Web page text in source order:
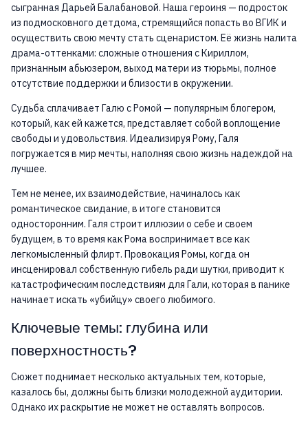
сыгранная Дарьей Балабановой. Наша героиня — подросток
из подмосковного детдома, стремящийся попасть во ВГИК и
осуществить свою мечту стать сценаристом. Её жизнь налита
драма-оттенками: сложные отношения с Кириллом,
признанным абьюзером, выход матери из тюрьмы, полное
отсутствие поддержки и близости в окружении.
Судьба сплачивает Галю с Ромой — популярным блогером,
который, как ей кажется, представляет собой воплощение
свободы и удовольствия. Идеализируя Рому, Галя
погружается в мир мечты, наполняя свою жизнь надеждой на
лучшее.
Тем не менее, их взаимодействие, начиналось как
романтическое свидание, в итоге становится
односторонним. Галя строит иллюзии о себе и своем
будущем, в то время как Рома воспринимает все как
легкомысленный флирт. Провокация Ромы, когда он
инсценировал собственную гибель ради шутки, приводит к
катастрофическим последствиям для Гали, которая в панике
начинает искать «убийцу» своего любимого.
Ключевые темы: глубина или
поверхностность?
Сюжет поднимает несколько актуальных тем, которые,
казалось бы, должны быть близки молодежной аудитории.
Однако их раскрытие не может не оставлять вопросов.